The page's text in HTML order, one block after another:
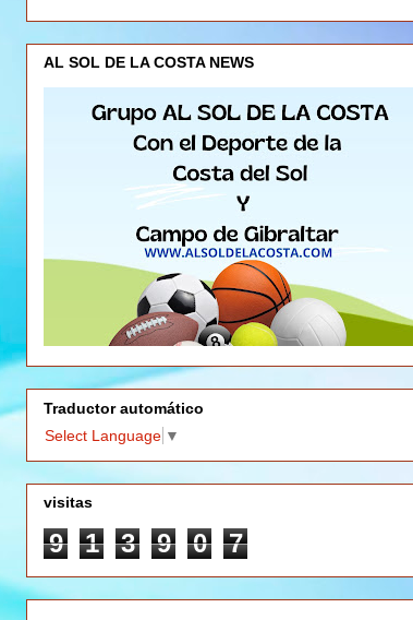
AL SOL DE LA COSTA NEWS
Traductor automático
Select Language ▼
visitas
9 1 3 9 0 7